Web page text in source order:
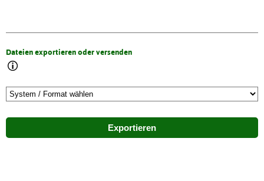
Dateien exportieren oder versenden
Exportieren